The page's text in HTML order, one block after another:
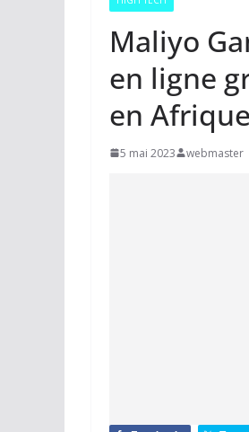
Maliyo
en ligne
en Afrique
5 mai 2023 webmaster